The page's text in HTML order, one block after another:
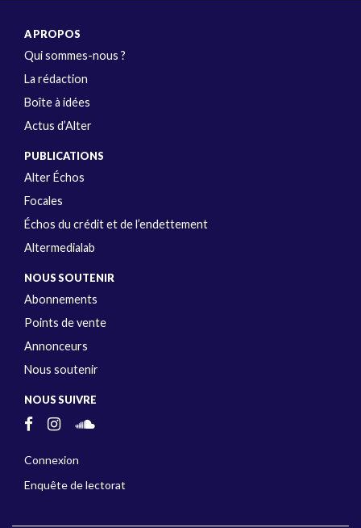
A PROPOS
Qui sommes-nous ?
La rédaction
Boîte à idées
Actus d’Alter
PUBLICATIONS
Alter Échos
Focales
Échos du crédit et de l’endettement
Altermedialab
NOUS SOUTENIR
Abonnements
Points de vente
Annonceurs
Nous soutenir
NOUS SUIVRE
Connexion
Enquête de lectorat